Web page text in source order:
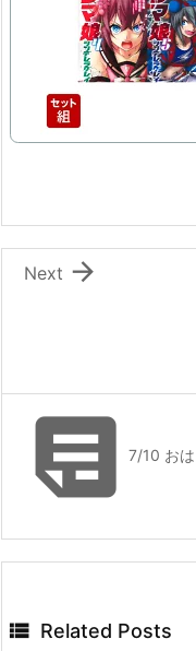

Next
7/10 お
 Related Posts